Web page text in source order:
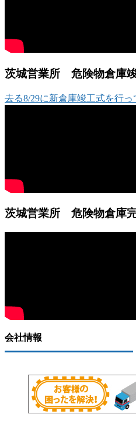
茨城営業所 危険物倉庫
去る8/29に新倉庫竣工式を行っ
茨城営業所 危険物倉庫
会社情報